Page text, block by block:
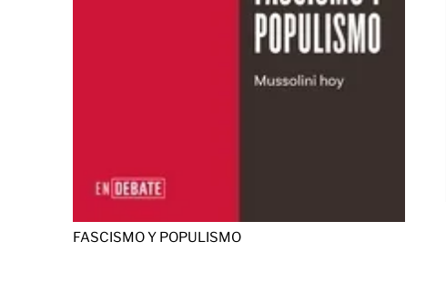
FASCISMO Y POPULISMO